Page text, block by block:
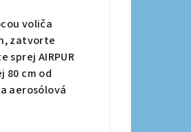
voliča
, zatvorte
AIRPUR
80 cm od
aerosólová